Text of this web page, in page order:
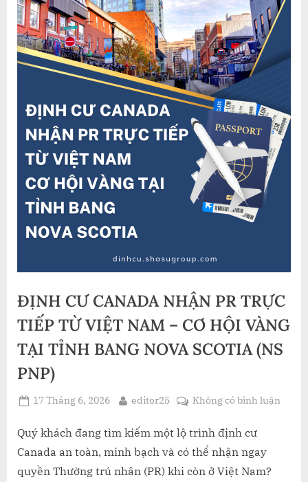
ĐỊNH CƯ CANADA NHẬN PR TRỰC
TIẾP TỪ VIỆT NAM – CƠ HỘI VÀNG
TẠI TỈNH BANG NOVA SCOTIA (NS
PNP)
Posted
17 Tháng 6, 2026 By
editor25 Không có bình luậnở
Quý khách đang tìm kiếm một lộ trình định cư
Canada an toàn, minh bạch và có thể nhận ngay
quyền Thường trú nhân (PR) khi còn ở Việt Nam?